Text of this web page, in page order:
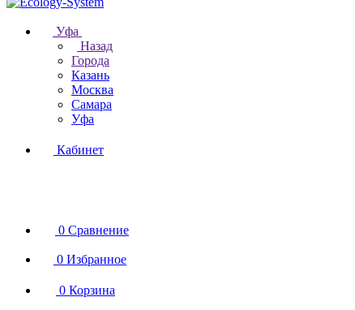
Уфа
Назад
Города
Казань
Москва
Самара
Уфа
Кабинет
0 Сравнение
0 Избранное
0 Корзина